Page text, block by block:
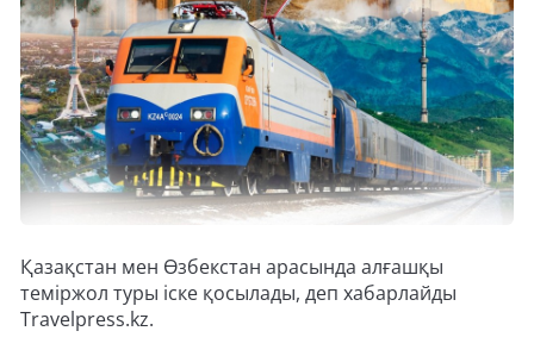
Қазақстан мен Өзбекстан арасында алғашқы
теміржол туры іске қосылады, деп хабарлайды
Travelpress.kz.